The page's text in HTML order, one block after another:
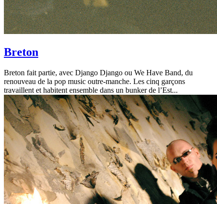
Breton
Breton fait partie, avec Django Django ou We Have Band, du
renouveau de la pop music outre-manche. Les cinq garçons
travaillent et habitent ensemble dans un bunker de l’Est...